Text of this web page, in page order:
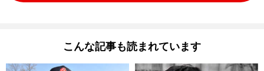
こんな記事も読まれています